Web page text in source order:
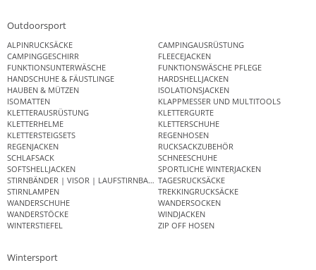
Outdoorsport
ALPINRUCKSÄCKE
CAMPINGAUSRÜSTUNG
CAMPINGGESCHIRR
FLEECEJACKEN
FUNKTIONSUNTERWÄSCHE
FUNKTIONSWÄSCHE PFLEGE
HANDSCHUHE & FÄUSTLINGE
HARDSHELLJACKEN
HAUBEN & MÜTZEN
ISOLATIONSJACKEN
ISOMATTEN
KLAPPMESSER UND MULTITOOLS
KLETTERAUSRÜSTUNG
KLETTERGURTE
KLETTERHELME
KLETTERSCHUHE
KLETTERSTEIGSETS
REGENHOSEN
REGENJACKEN
RUCKSACKZUBEHÖR
SCHLAFSACK
SCHNEESCHUHE
SOFTSHELLJACKEN
SPORTLICHE WINTERJACKEN
STIRNBÄNDER | VISOR | LAUFSTIRNBANDTAGESRUCKSÄCKE
STIRNLAMPEN
TREKKINGRUCKSÄCKE
WANDERSCHUHE
WANDERSOCKEN
WANDERSTÖCKE
WINDJACKEN
WINTERSTIEFEL
ZIP OFF HOSEN
Wintersport